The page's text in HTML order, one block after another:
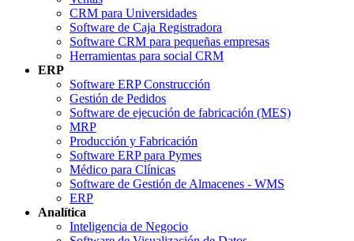
CRM para Universidades
Software de Caja Registradora
Software CRM para pequeñas empresas
Herramientas para social CRM
ERP
Software ERP Construcción
Gestión de Pedidos
Software de ejecución de fabricación (MES)
MRP
Producción y Fabricación
Software ERP para Pymes
Médico para Clínicas
Software de Gestión de Almacenes - WMS
ERP
Analítica
Inteligencia de Negocio